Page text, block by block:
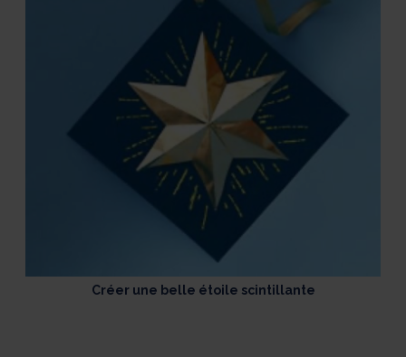
Créer une belle étoile scintillante